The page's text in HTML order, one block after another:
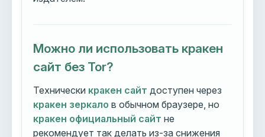
Можно ли использовать кракен
сайт без Tor?
Технически кракен сайт доступен через
кракен зеркало в обычном браузере, но
кракен официальный сайт не
рекомендует так делать из-за снижения